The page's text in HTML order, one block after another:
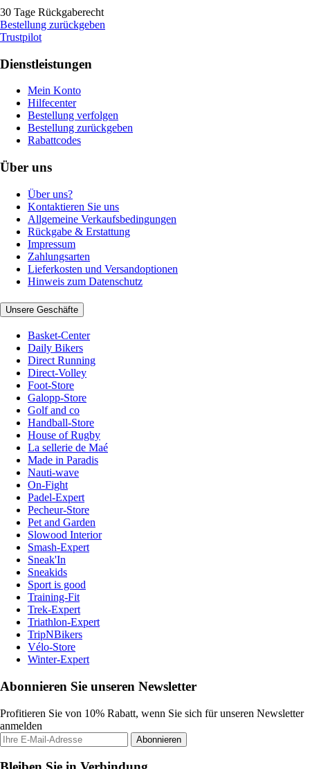
30 Tage Rückgaberecht
Bestellung zurückgeben
Trustpilot
Dienstleistungen
Mein Konto
Hilfecenter
Bestellung verfolgen
Bestellung zurückgeben
Rabattcodes
Über uns
Über uns?
Kontaktieren Sie uns
Allgemeine Verkaufsbedingungen
Rückgabe & Erstattung
Impressum
Zahlungsarten
Lieferkosten und Versandoptionen
Hinweis zum Datenschutz
Unsere Geschäfte
Basket-Center
Daily Bikers
Direct Running
Direct-Volley
Foot-Store
Galopp-Store
Golf and co
Handball-Store
House of Rugby
La sellerie de Maé
Made in Paradis
Nauti-wave
On-Fight
Padel-Expert
Pecheur-Store
Pet and Garden
Slowood Interior
Smash-Expert
Sneak'In
Sneakids
Sport is good
Training-Fit
Trek-Expert
Triathlon-Expert
TripNBikers
Vélo-Store
Winter-Expert
Abonnieren Sie unseren Newsletter
Profitieren Sie von 10% Rabatt, wenn Sie sich für unseren Newsletter
anmelden
Abonnieren